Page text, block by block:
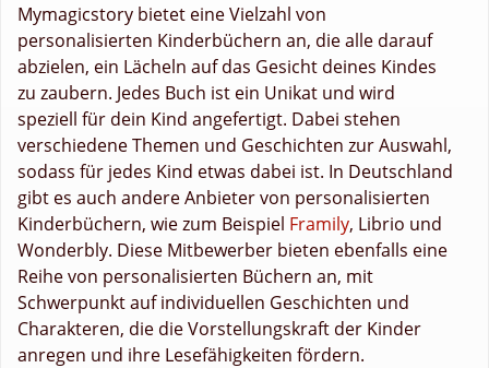
Mymagicstory bietet eine Vielzahl von
personalisierten Kinderbüchern an, die alle darauf
abzielen, ein Lächeln auf das Gesicht deines Kindes
zu zaubern. Jedes Buch ist ein Unikat und wird
speziell für dein Kind angefertigt. Dabei stehen
verschiedene Themen und Geschichten zur Auswahl,
sodass für jedes Kind etwas dabei ist. In Deutschland
gibt es auch andere Anbieter von personalisierten
Kinderbüchern, wie zum Beispiel Framily, Librio und
Wonderbly. Diese Mitbewerber bieten ebenfalls eine
Reihe von personalisierten Büchern an, mit
Schwerpunkt auf individuellen Geschichten und
Charakteren, die die Vorstellungskraft der Kinder
anregen und ihre Lesefähigkeiten fördern.